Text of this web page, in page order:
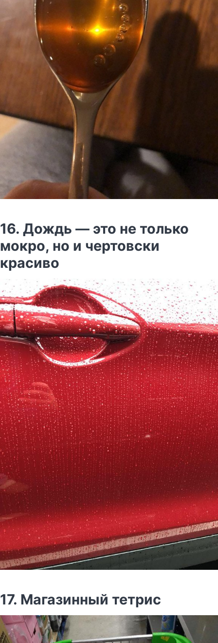
16. Дождь — это не только
мокро, но и чертовски
красиво
17. Магазинный тетрис